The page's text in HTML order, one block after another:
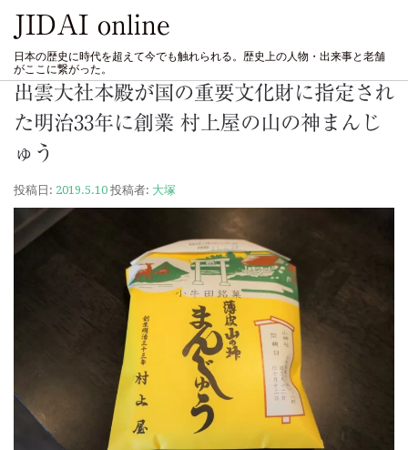
JIDAI online
日本の歴史に時代を超えて今でも触れられる。歴史上の人物・出来事と老舗
がここに繋がった。
出雲大社本殿が国の重要文化財に指定され
た明治33年に創業 村上屋の山の神まんじ
ゅう
投稿日: 2019.5.10 投稿者: 大塚